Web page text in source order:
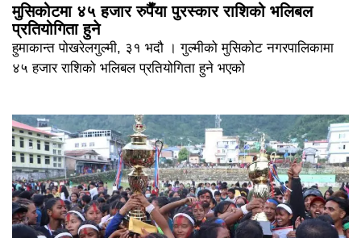
मुसिकोटमा ४५ हजार रुपैँया पुरस्कार राशिको भलिबल
प्रतियोगिता हुने
हुमाकान्त पोखरेलगुल्मी, ३१ भदौ । गुल्मीको मुसिकोट नगरपालिकामा
४५ हजार राशिको भलिबल प्रतियोगिता हुने भएको